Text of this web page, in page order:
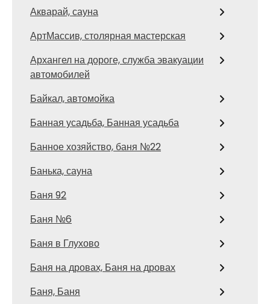
Акварай, сауна
АртМассив, столярная мастерская
Архангел на дороге, служба эвакуации
автомобилей
Байкал, автомойка
Банная усадьба, Банная усадьба
Банное хозяйство, баня №22
Банька, сауна
Баня 92
Баня №6
Баня в Глухово
Баня на дровах, Баня на дровах
Баня, Баня